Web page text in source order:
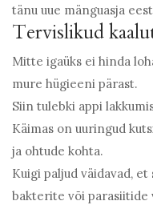
tänu uue mänguasja
Tervislikud
Mitte igaüks ei hinda
mure hügieeni pärast.
Siin tulebki appi
Käimas on uuringud
ja ohtude kohta.
Kuigi paljud väidavad,
bakterite või parasiitide